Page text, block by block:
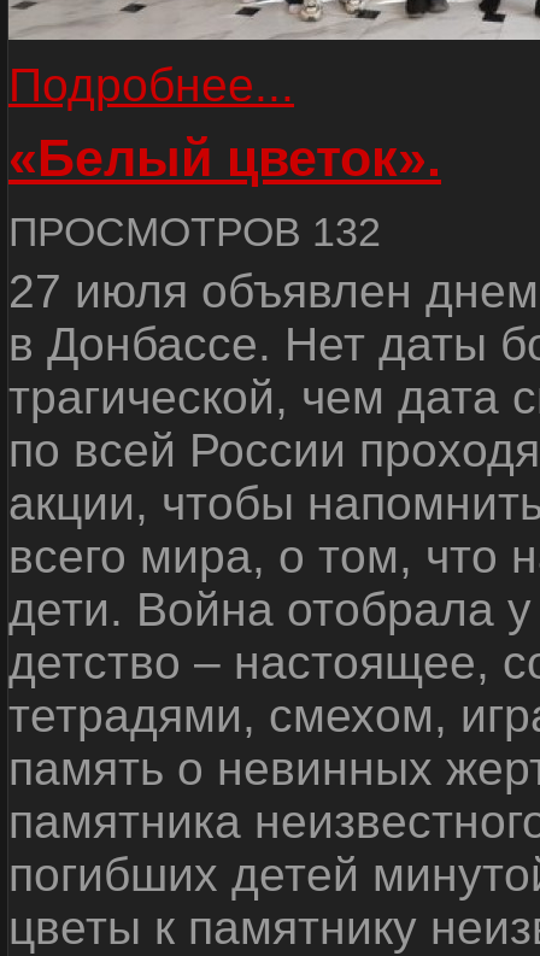
Подробнее...
«Белый цветок».
ПРОСМОТРОВ 132
27 июля объявлен
в Донбассе. Нет даты
трагической, чем дата
по всей России
акции, чтобы
всего мира, о том, что
дети. Война отобрала
детство – настоящее,
тетрадями, смехом,
память о невинных
памятника
погибших детей
цветы к памятнику